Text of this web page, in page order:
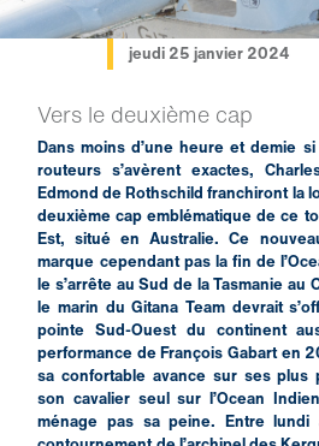
jeudi 25 janvier 2024
Vers le deuxième cap
Dans moins d’une heure et demie
routeurs s’avèrent exactes,
Edmond de Rothschild franchiront la
deuxième cap emblématique de ce
Est, situé en Australie. Ce
marque cependant pas la fin de
le s’arrête au Sud de la Tasmanie au
le marin du Gitana Team devrait
pointe Sud-Ouest du continent
performance de François Gabart en
sa confortable avance sur ses plus
son cavalier seul sur l’Ocean
ménage pas sa peine. Entre